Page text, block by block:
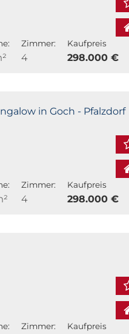
Zimmer:
4
Kaufpreis
298.000 €
in Goch - Pfalzdorf
Zimmer:
4
Kaufpreis
298.000 €
Zimmer: Kaufpreis